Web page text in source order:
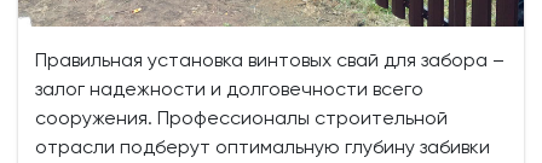
Правильная установка винтовых свай для забора –
залог надежности и долговечности всего
сооружения. Профессионалы строительной
отрасли подберут оптимальную глубину забивки